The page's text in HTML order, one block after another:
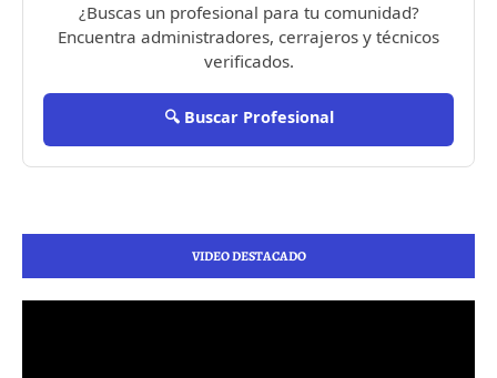
¿Buscas un profesional para tu comunidad?
Encuentra administradores, cerrajeros y técnicos
verificados.
🔍 Buscar Profesional
VIDEO DESTACADO